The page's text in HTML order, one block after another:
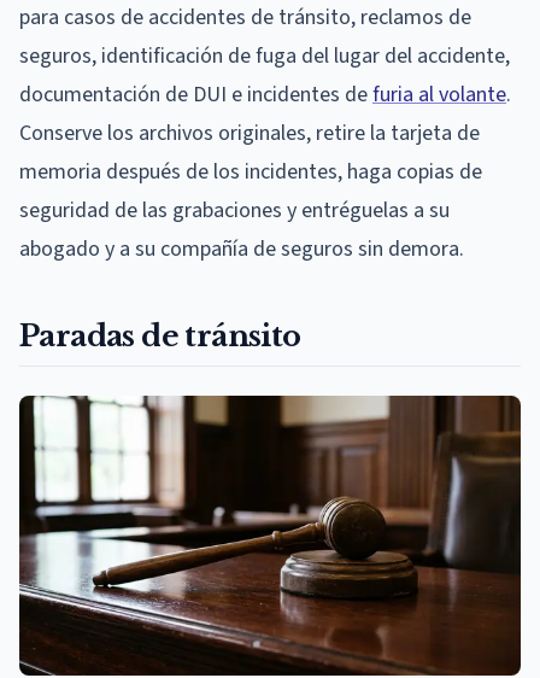
para casos de accidentes de tránsito, reclamos de
seguros, identificación de fuga del lugar del accidente,
documentación de DUI e incidentes defuria al volante.
Conserve los archivos originales, retire la tarjeta de
memoria después de los incidentes, haga copias de
seguridad de las grabaciones y entréguelas a su
abogado y a su compañía de seguros sin demora.
Paradas de tránsito